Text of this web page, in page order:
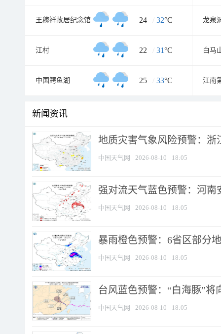
王稼祥故居纪念馆 24 / 32°C 龙泉
江村 22 / 31°C 白马
中国鳄鱼湖 25 / 33°C 江南
新闻资讯
地质灾害气象风险预警：浙
中国天气网 2026-08-10 18:05
强对流天气蓝色预警：河南
中国天气网 2026-08-10 18:05
暴雨橙色预警：6省区部分
中国天气网 2026-08-10 18:05
台风蓝色预警：“白海豚”
中国天气网 2026-08-10 18:05